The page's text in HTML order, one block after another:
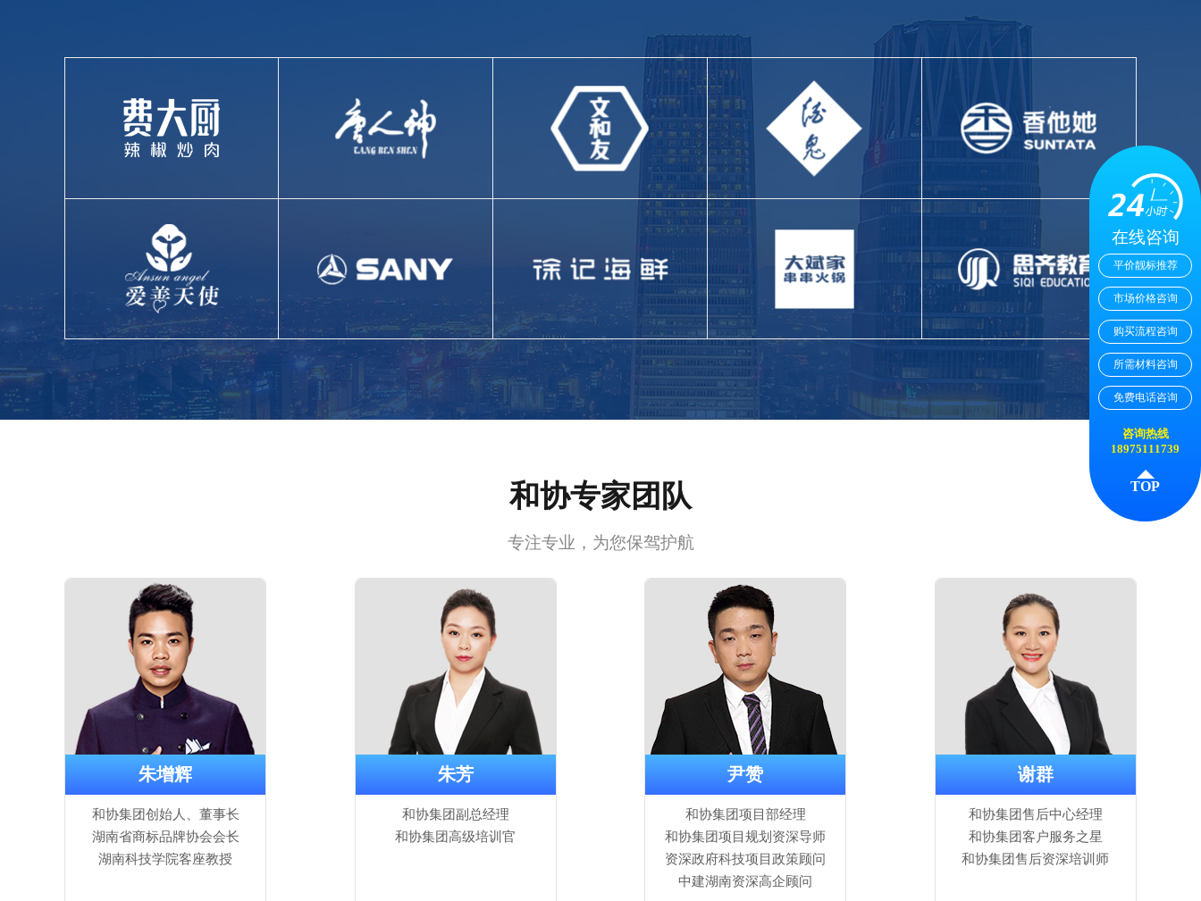
和协专家团队
专注专业，为您保驾护航
朱增辉
和协集团创始人、董事长
湖南省商标品牌协会会长
湖南科技学院客座教授
朱芳
和协集团副总经理
和协集团高级培训官
尹赞
和协集团项目部经理
和协集团项目规划资深导师
资深政府科技项目政策顾问
中建湖南资深高企顾问
谢群
和协集团售后中心经理
和协集团客户服务之星
和协集团售后资深培训师
在线咨询
平价靓标推荐
市场价格咨询
购买流程咨询
所需材料咨询
免费电话咨询
咨询热线
18975111739
TOP